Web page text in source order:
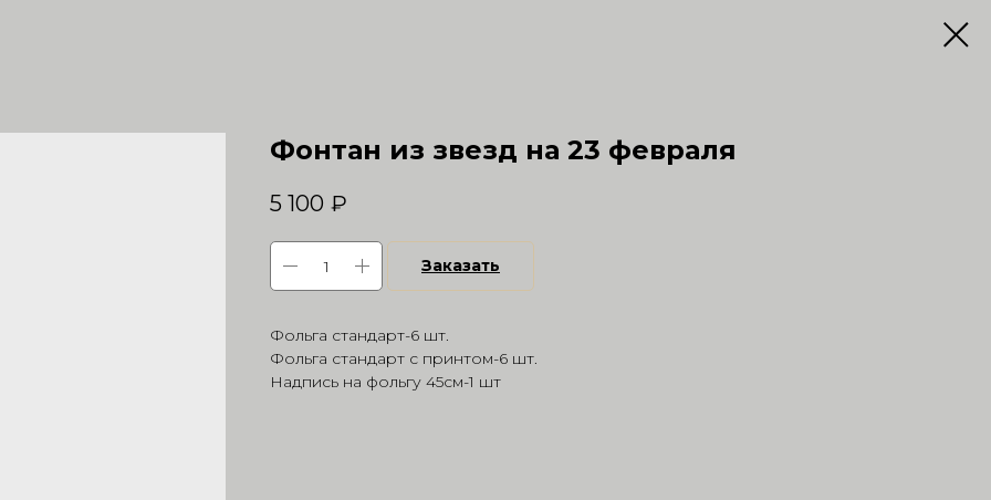
Фонтан из звезд на 23 февраля
5 100 ₽
Заказать
Фольга стандарт-6 шт.
Фольга стандарт с принтом-6 шт.
Надпись на фольгу 45см-1 шт